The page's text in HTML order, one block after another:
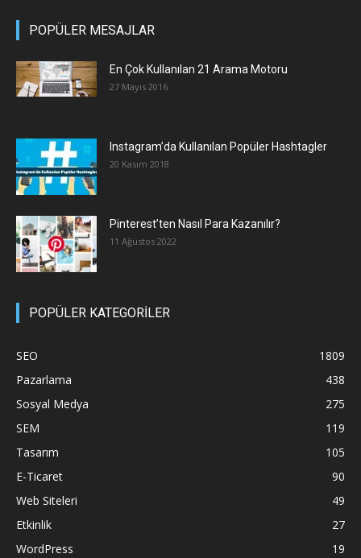
POPÜLER MESAJLAR
En Çok Kullanılan 21 Arama Motoru
27 Mayıs 2016
Instagram’da Kullanılan Popüler Hashtagler
20 Kasım 2018
Pinterest’ten Nasıl Para Kazanılır?
11 Ağustos 2022
POPÜLER KATEGORİLER
SEO
1809
Pazarlama
438
Sosyal Medya
275
SEM
119
Tasarım
105
E-Ticaret
90
Web Siteleri
49
Etkinlik
27
WordPress
19